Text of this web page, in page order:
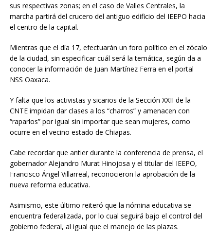
sus respectivas zonas; en el caso de Valles Centrales, la
marcha partirá del crucero del antiguo edificio del IEEPO hacia
el centro de la capital.
Mientras que el día 17, efectuarán un foro político en el zócalo
de la ciudad, sin especificar cuál será la temática, según da a
conocer la información de Juan Martínez Ferra en el portal
NSS Oaxaca.
Y falta que los activistas y sicarios de la Sección XXII de la
CNTE impidan dar clases a los “charros” y amenacen con
“raparlos” por igual sin importar que sean mujeres, como
ocurre en el vecino estado de Chiapas.
Cabe recordar que antier durante la conferencia de prensa, el
gobernador Alejandro Murat Hinojosa y el titular del IEEPO,
Francisco Ángel Villarreal, reconocieron la aprobación de la
nueva reforma educativa.
Asimismo, este último reiteró que la nómina educativa se
encuentra federalizada, por lo cual seguirá bajo el control del
gobierno federal, al igual que el manejo de las plazas.